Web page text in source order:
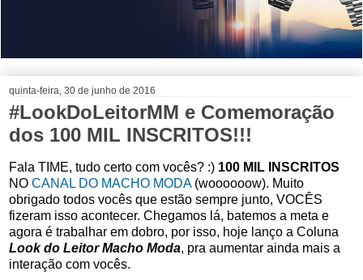
quinta-feira, 30 de junho de 2016
#LookDoLeitorMM e Comemoração
dos 100 MIL INSCRITOS!!!
Fala TIME, tudo certo com vocês? :) 100 MIL INSCRITOS
NO CANAL DO MACHO MODA(woooooow). Muito
obrigado todos vocês que estão sempre junto, VOCÊS
fizeram isso acontecer. Chegamos lá, batemos a meta e
agora é trabalhar em dobro, por isso, hoje lanço a Coluna
Look do Leitor Macho Moda, pra aumentar ainda mais a
interação com vocês.